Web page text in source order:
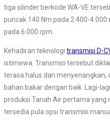
tiga silinder berkode WA-VE
puncak 140 Nm pada 2.400-
pada 6.000 rpm.
Kehadiran teknologi transmisi D-
istimewa. Transmisi tersebut
terasa halus dan
bahan bakar dengan baik. Lagi-
produksi Tanah Air pertama yang
tersedia pula opsi transmisi